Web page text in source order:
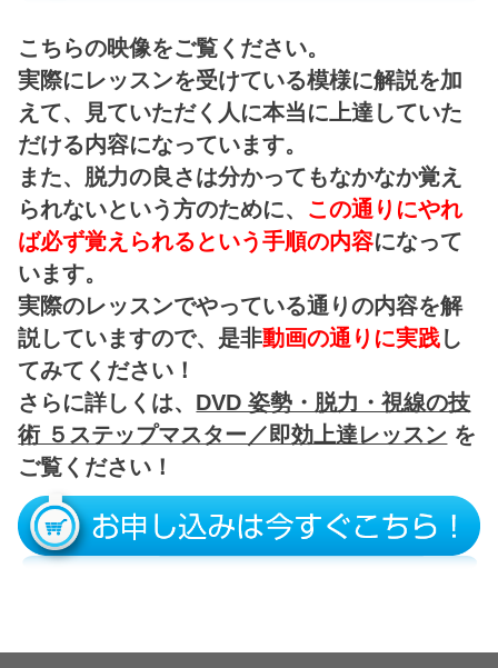
こちらの映像をご覧ください。
実際にレッスンを受けている模様に解説を加
えて、見ていただく人に本当に上達していた
だける内容になっています。
また、脱力の良さは分かってもなかなか覚え
られないという方のために、 この通りにやれ
ば必ず覚えられるという手順の内容になって
います。
実際のレッスンでやっている通りの内容を解
説していますので、是非動画の通り に実践し
てみてください！
さらに詳しくは、 DVD 姿勢・脱力・視線の技
術 ５ステップマスター／即効上達レッスン を
ご覧ください！